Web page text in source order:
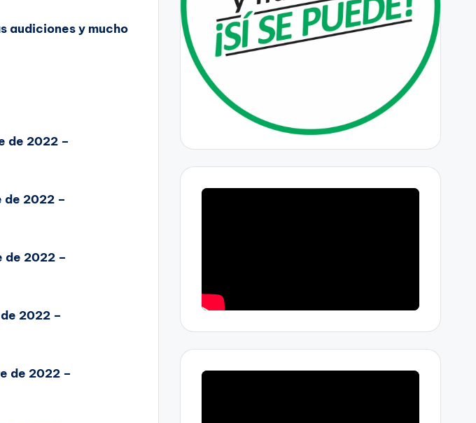
audiciones y mucho
de 2022 –
de 2022 –
de 2022 –
2022 –
de 2022 –